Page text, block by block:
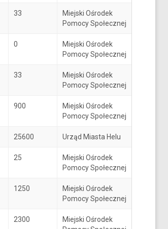
33
Miejski Ośrodek
Pomocy Społecznej
0
Miejski Ośrodek
Pomocy Społecznej
33
Miejski Ośrodek
Pomocy Społecznej
900
Miejski Ośrodek
Pomocy Społecznej
25600 Urząd Miasta Helu
25
Miejski Ośrodek
Pomocy Społecznej
1250
Miejski Ośrodek
Pomocy Społecznej
2300
Miejski Ośrodek